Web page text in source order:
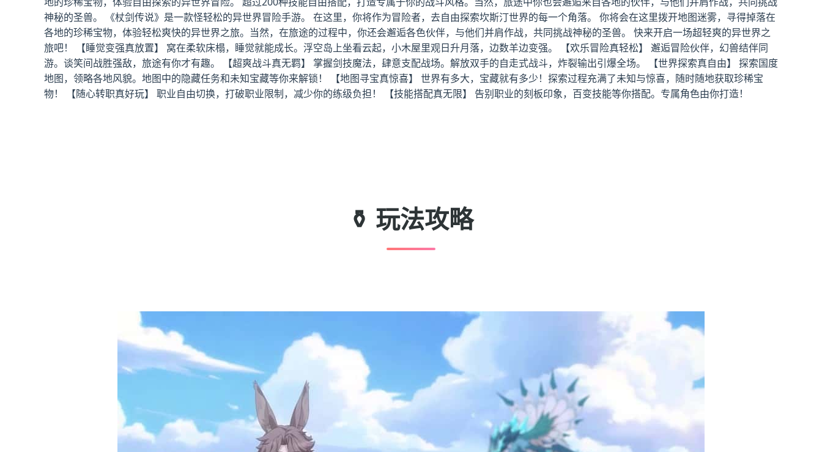
神秘的圣兽。 《杖剑传说》是一款怪轻松的异世界冒险手游。 在这里，你将作为冒险者，去自由探索坎斯汀世界的每一个角落。 你将会在这里拨开地图迷雾，寻得掉落在
各地的珍稀宝物，体验轻松爽快的异世界之旅。当然，在旅途的过程中，你还会邂逅各色伙伴，与他们并肩作战，共同挑战神秘的圣兽。 快来开启一场超轻爽的异世界之
旅吧！ 【睡觉变强真放置】 窝在柔软床榻，睡觉就能成长。浮空岛上坐看云起，小木屋里观日升月落，边数羊边变强。 【欢乐冒险真轻松】 邂逅冒险伙伴，幻兽结伴同
游。谈笑间战胜强敌，旅途有你才有趣。 【超爽战斗真无羁】 掌握剑技魔法，肆意支配战场。解放双手的自走式战斗，炸裂输出引爆全场。 【世界探索真自由】 探索国度
地图，领略各地风貌。地图中的隐藏任务和未知宝藏等你来解锁！ 【地图寻宝真惊喜】 世界有多大，宝藏就有多少！探索过程充满了未知与惊喜，随时随地获取珍稀宝
物！ 【随心转职真好玩】 职业自由切换，打破职业限制，减少你的练级负担！ 【技能搭配真无限】 告别职业的刻板印象，百变技能等你搭配。专属角色由你打造！
⚱️ 玩法攻略